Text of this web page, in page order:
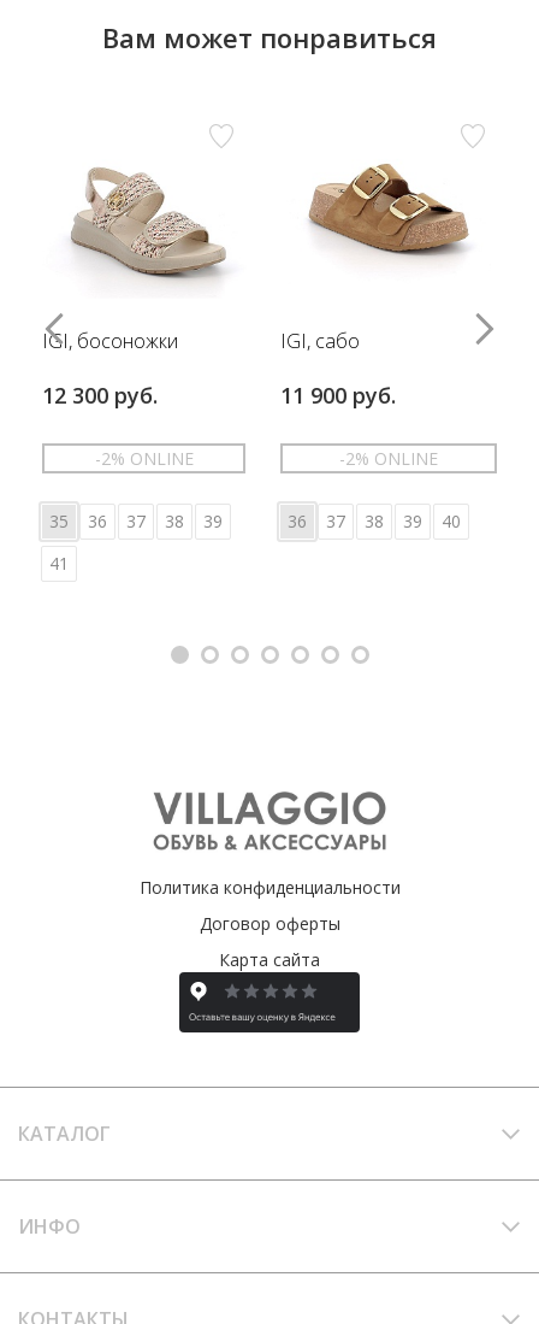
Вам может понравиться
IGI, босоножки
12 300 руб.
-2% ONLINE
35 36 37 38
39
41
IGI, сабо
11 900 руб.
-2% ONLINE
36 37 38 39 40
Политика конфиденциальности
Договор оферты
Карта сайта
КАТАЛОГ
ИНФО